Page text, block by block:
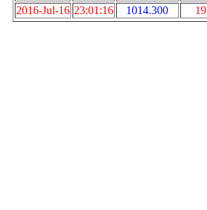
2016-Jul-16 23:01:16 1014.300